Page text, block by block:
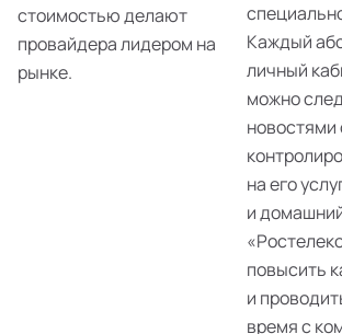
стоимостью делают
провайдера лидером на
рынке.
Каждый
личный
можно
новостями
на его
и
повысить
и
время с